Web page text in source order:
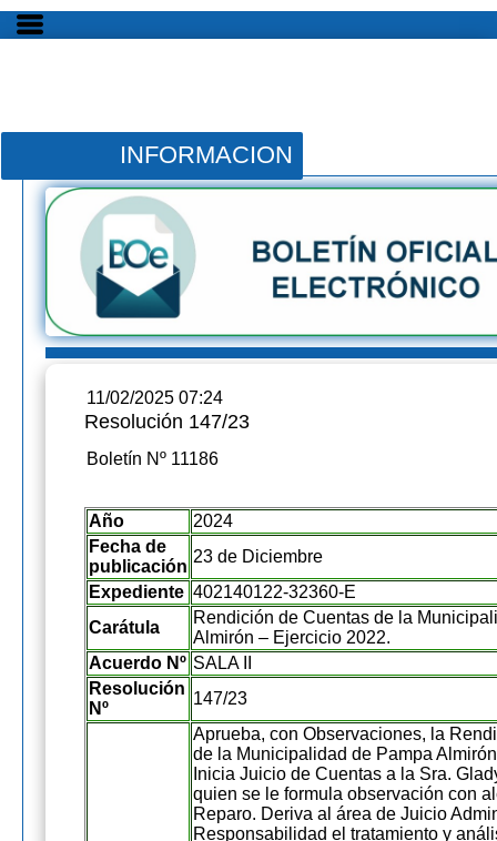
INFORMACION
11/02/2025 07:24
Resolución 147/23
Boletín Nº 11186
Año
2024
Fecha de
publicación
23 de Diciembre
Expediente 402140122-32360-E
Carátula
Rendición de Cuentas de la
Almirón – Ejercicio 2022.
Acuerdo Nº SALA II
Resolución
Nº
147/23
Aprueba, con Observaciones, la
de la Municipalidad de Pampa
Inicia Juicio de Cuentas a la Sra.
quien se le formula observación con
Reparo. Deriva al área de Juicio
Responsabilidad el tratamiento y